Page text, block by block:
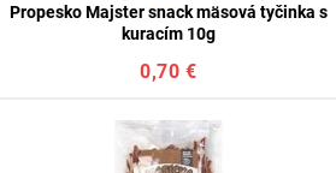
Propesko Majster snack mäsová tyčinka s
kuracím 10g
0,70 €